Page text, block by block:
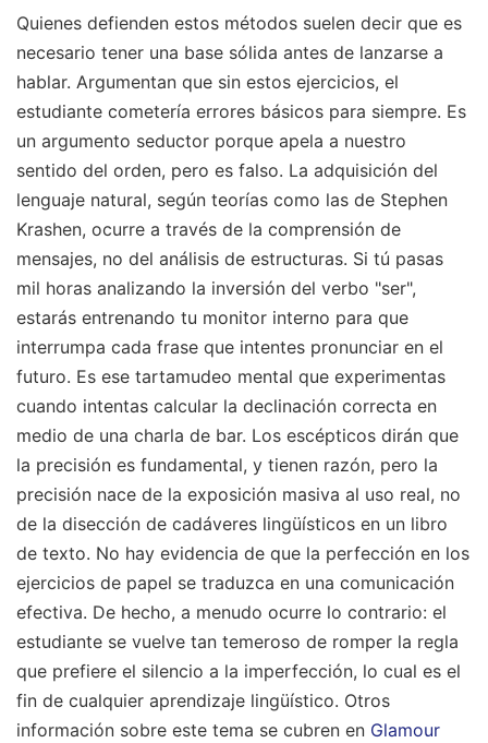
Quienes defienden estos métodos suelen decir que es
necesario tener una base sólida antes de lanzarse a
hablar. Argumentan que sin estos ejercicios, el
estudiante cometería errores básicos para siempre. Es
un argumento seductor porque apela a nuestro
sentido del orden, pero es falso. La adquisición del
lenguaje natural, según teorías como las de Stephen
Krashen, ocurre a través de la comprensión de
mensajes, no del análisis de estructuras. Si tú pasas
mil horas analizando la inversión del verbo "ser",
estarás entrenando tu monitor interno para que
interrumpa cada frase que intentes pronunciar en el
futuro. Es ese tartamudeo mental que experimentas
cuando intentas calcular la declinación correcta en
medio de una charla de bar. Los escépticos dirán que
la precisión es fundamental, y tienen razón, pero la
precisión nace de la exposición masiva al uso real, no
de la disección de cadáveres lingüísticos en un libro
de texto. No hay evidencia de que la perfección en los
ejercicios de papel se traduzca en una comunicación
efectiva. De hecho, a menudo ocurre lo contrario: el
estudiante se vuelve tan temeroso de romper la regla
que prefiere el silencio a la imperfección, lo cual es el
fin de cualquier aprendizaje lingüístico. Otros
información sobre este tema se cubren en Glamour